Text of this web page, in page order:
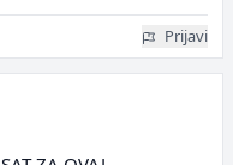
Prijavi